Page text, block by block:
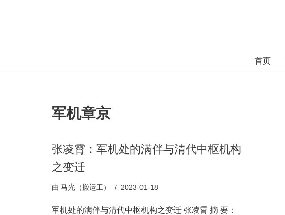
首页
军机章京
张凌霄：军机处的满伴与清代中枢机构
之变迁
由 马光（搬运工） 2023-01-18
军机处的满伴与清代中枢机构之变迁 张凌霄 摘 要：